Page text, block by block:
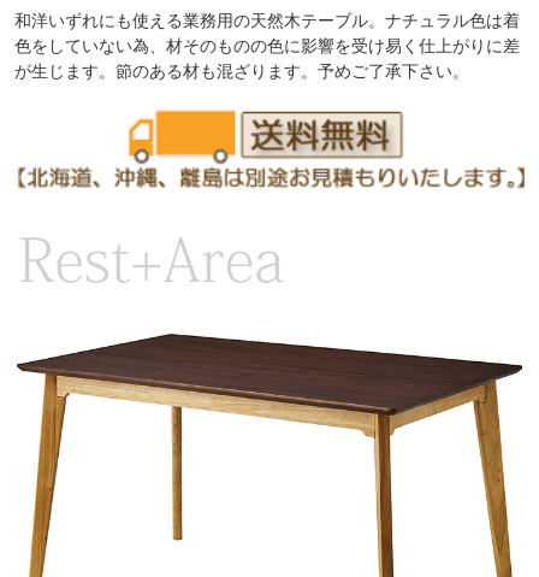
和洋いずれにも使える業務用の天然木テーブル。ナチュラル色は着
色をしていない為、材そのものの色に影響を受け易く仕上がりに差
が生じます。節のある材も混ざります。予めご了承下さい。